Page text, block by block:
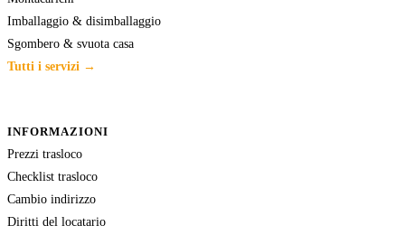
Imballaggio & disimballaggio
Sgombero & svuota casa
Tutti i servizi →
INFORMAZIONI
Prezzi trasloco
Checklist trasloco
Cambio indirizzo
Diritti del locatario